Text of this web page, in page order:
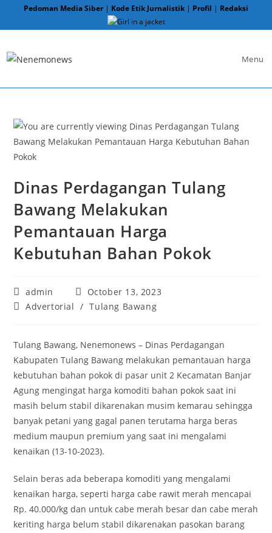
Pedoman Media Siber| Kode Etik Jurnalistik | Profil | Redaksi
Menu
Dinas Perdagangan Tulang
Bawang Melakukan
Pemantauan Harga
Kebutuhan Bahan Pokok
Post
author:
admin
Post
published:
October 13, 2023
PostAdvertorial / Tulang Bawang
Tulang Bawang, Nenemonews – Dinas Perdagangan
Kabupaten Tulang Bawang melakukan pemantauan harga
kebutuhan bahan pokok di pasar unit 2 Kecamatan Banjar
Agung mengingat harga komoditi bahan pokok saat ini
masih belum stabil dikarenakan musim kemarau sehingga
banyak petani yang gagal panen terutama harga beras
medium maupun premium yang saat ini mengalami
kenaikan (13-10-2023).
Selain beras ada beberapa komoditi yang mengalami
kenaikan harga, seperti harga cabe rawit merah mencapai
Rp. 40.000/kg dan untuk cabe merah besar dan cabe merah
keriting harga belum stabil dikarenakan pasokan barang